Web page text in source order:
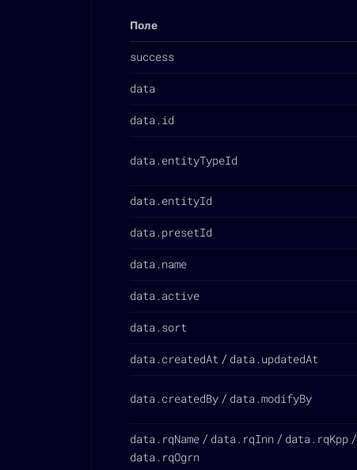
Поле
success
data
data.id
data.entityTypeId
data.entityId
data.presetId
data.name
data.active
data.sort
data.createdAt / data.updatedAt
data.createdBy / data.modifyBy
data.rqName / data.rqInn / data.rqKpp /
data.rqOgrn